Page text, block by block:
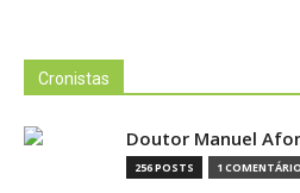
Cronistas
Doutor Manuel
256 POSTS 1